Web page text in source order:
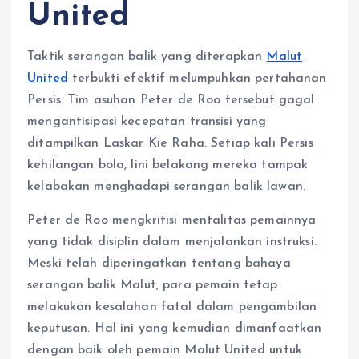
United
Taktik serangan balik yang diterapkan Malut
United terbukti efektif melumpuhkan pertahanan
Persis. Tim asuhan Peter de Roo tersebut gagal
mengantisipasi kecepatan transisi yang
ditampilkan Laskar Kie Raha. Setiap kali Persis
kehilangan bola, lini belakang mereka tampak
kelabakan menghadapi serangan balik lawan.
Peter de Roo mengkritisi mentalitas pemainnya
yang tidak disiplin dalam menjalankan instruksi.
Meski telah diperingatkan tentang bahaya
serangan balik Malut, para pemain tetap
melakukan kesalahan fatal dalam pengambilan
keputusan. Hal ini yang kemudian dimanfaatkan
dengan baik oleh pemain Malut United untuk